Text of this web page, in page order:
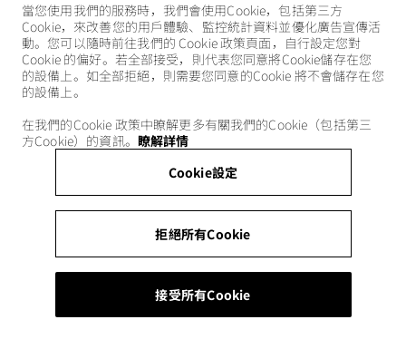
當您使用我們的服務時，我們會使用Cookie，包括第三方
Cookie，來改善您的用戶體驗、監控統計資料並優化廣告宣傳活
動。您可以隨時前往我們的 Cookie 政策頁面，自行設定您對
Cookie 的偏好。若全部接受，則代表您同意將Cookie儲存在您
的設備上。如全部拒絕，則需要您同意的Cookie 將不會儲存在您
的設備上。
在我們的Cookie 政策中瞭解更多有關我們的Cookie（包括第三
方Cookie）的資訊。 瞭解詳情
Cookie設定
拒絕所有Cookie
接受所有Cookie